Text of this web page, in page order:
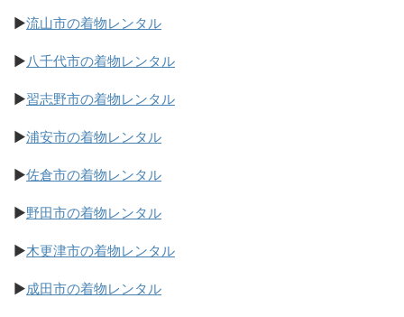
▶流山市の着物レンタル
▶八千代市の着物レンタル
▶習志野市の着物レンタル
▶浦安市の着物レンタル
▶佐倉市の着物レンタル
▶野田市の着物レンタル
▶木更津市の着物レンタル
▶成田市の着物レンタル